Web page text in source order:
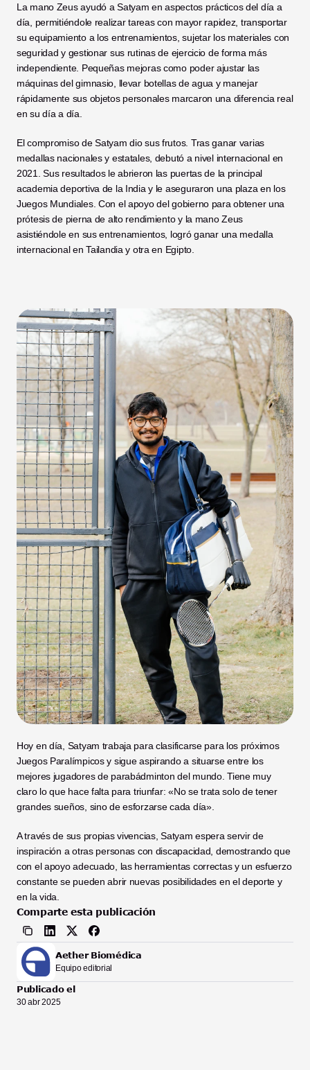
La mano Zeus ayudó a Satyam en aspectos prácticos del día a
día, permitiéndole realizar tareas con mayor rapidez, transportar
su equipamiento a los entrenamientos, sujetar los materiales con
seguridad y gestionar sus rutinas de ejercicio de forma más
independiente. Pequeñas mejoras como poder ajustar las
máquinas del gimnasio, llevar botellas de agua y manejar
rápidamente sus objetos personales marcaron una diferencia real
en su día a día.
El compromiso de Satyam dio sus frutos. Tras ganar varias
medallas nacionales y estatales, debutó a nivel internacional en
2021. Sus resultados le abrieron las puertas de la principal
academia deportiva de la India y le aseguraron una plaza en los
Juegos Mundiales. Con el apoyo del gobierno para obtener una
prótesis de pierna de alto rendimiento y la mano Zeus
asistiéndole en sus entrenamientos, logró ganar una medalla
internacional en Tailandia y otra en Egipto.
Hoy en día, Satyam trabaja para clasificarse para los próximos
Juegos Paralímpicos y sigue aspirando a situarse entre los
mejores jugadores de parabádminton del mundo. Tiene muy
claro lo que hace falta para triunfar: «No se trata solo de tener
grandes sueños, sino de esforzarse cada día».
A través de sus propias vivencias, Satyam espera servir de
inspiración a otras personas con discapacidad, demostrando que
con el apoyo adecuado, las herramientas correctas y un esfuerzo
constante se pueden abrir nuevas posibilidades en el deporte y
en la vida.
Comparte esta publicación
Aether Biomédica
Equipo editorial
Publicado el
30 abr 2025